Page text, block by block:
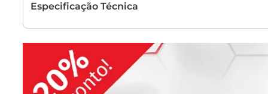
Especificação Técnica